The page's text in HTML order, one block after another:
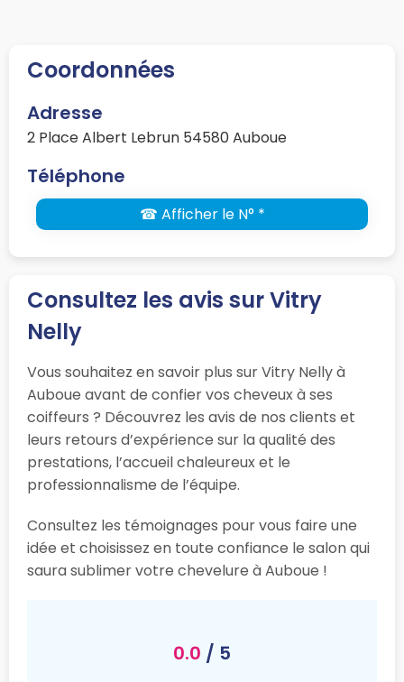
Coordonnées
Adresse
2 Place Albert Lebrun 54580 Auboue
Téléphone
☎ Afficher le N° *
Consultez les avis sur Vitry
Nelly
Vous souhaitez en savoir plus sur Vitry Nelly à
Auboue avant de confier vos cheveux à ses
coiffeurs ? Découvrez les avis de nos clients et
leurs retours d’expérience sur la qualité des
prestations, l’accueil chaleureux et le
professionnalisme de l’équipe.
Consultez les témoignages pour vous faire une
idée et choisissez en toute confiance le salon qui
saura sublimer votre chevelure à Auboue !
0.0 / 5